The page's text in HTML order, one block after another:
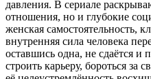
давления. В сериале
отношения, но и глубокие
женская самостоятельность,
внутренняя сила человека
оставшись одна, не сдаётся и
строить карьеру, бороться